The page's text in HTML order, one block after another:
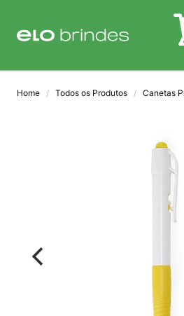
BLOG
Home Todos os Produtos Canetas